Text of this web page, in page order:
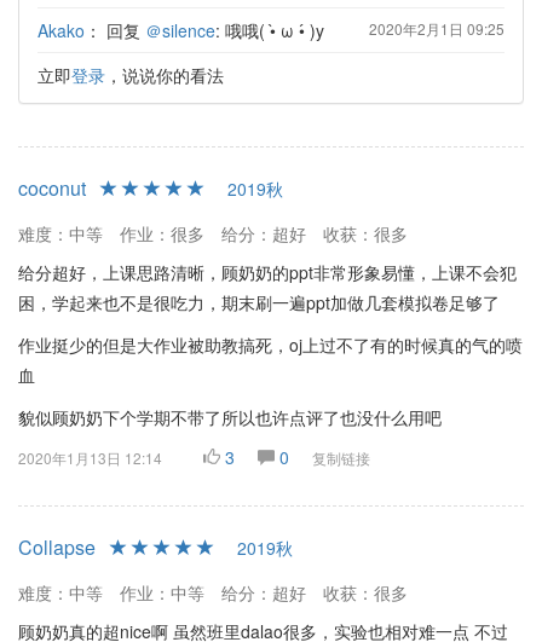
Akako ： 回复 ＠silence: 哦哦( •̀ ω •́ )y 2020年2月1日 09:25
立即登录 ，说说你的看法
coconut
2019秋
难度：中等
作业：很多 给分：超好
收获：很多
给分超好，上课思路清晰，顾奶奶的ppt非常形象易懂，上课不会犯
困，学起来也不是很吃力，期末刷一遍ppt加做几套模拟卷足够了
作业挺少的但是大作业被助教搞死，oj上过不了有的时候真的气的喷
血
貌似顾奶奶下个学期不带了所以也许点评了也没什么用吧
2020年1月13日 12:14 3 0 复制链接
Collapse
2019秋
难度：中等
作业：中等 给分：超好
收获：很多
顾奶奶真的超nice啊 虽然班里dalao很多，实验也相对难一点 不过